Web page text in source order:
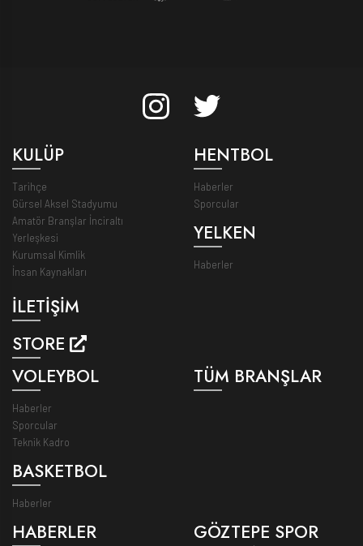
KULÜP
Tarihçe
Gürsel Aksel Stadyumu
Amatör Branşlar İnciraltı
Yerleşkesi
Kurumsal Kimlik
İnsan Kaynakları
İLETİŞİM
STORE
HENTBOL
Haberler
Sporcular
YELKEN
Haberler
VOLEYBOL
Haberler
Sporcular
Teknik Kadro
BASKETBOL
Haberler
TÜM BRANŞLAR
HABERLER
GÖZTEPE SPOR